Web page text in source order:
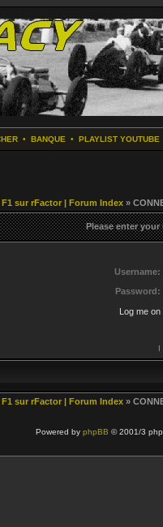
• BANQUE • PLAYLIST YOUTUBE
sur rFactor | Forum Index »
Please enter
Username:
Password:
Log me
I
sur rFactor | Forum Index »
Powered by phpBB © 2001/3